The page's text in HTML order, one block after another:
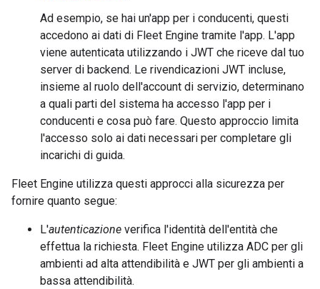
Ad esempio, se hai un'app per i conducenti, questi
accedono ai dati di Fleet Engine tramite l'app. L'app
viene autenticata utilizzando i JWT che riceve dal tuo
server di backend. Le rivendicazioni JWT incluse,
insieme al ruolo dell'account di servizio, determinano
a quali parti del sistema ha accesso l'app per i
conducenti e cosa può fare. Questo approccio limita
l'accesso solo ai dati necessari per completare gli
incarichi di guida.
Fleet Engine utilizza questi approcci alla sicurezza per
fornire quanto segue:
L'autenticazione verifica l'identità dell'entità che
effettua la richiesta. Fleet Engine utilizza ADC per gli
ambienti ad alta attendibilità e JWT per gli ambienti a
bassa attendibilità.